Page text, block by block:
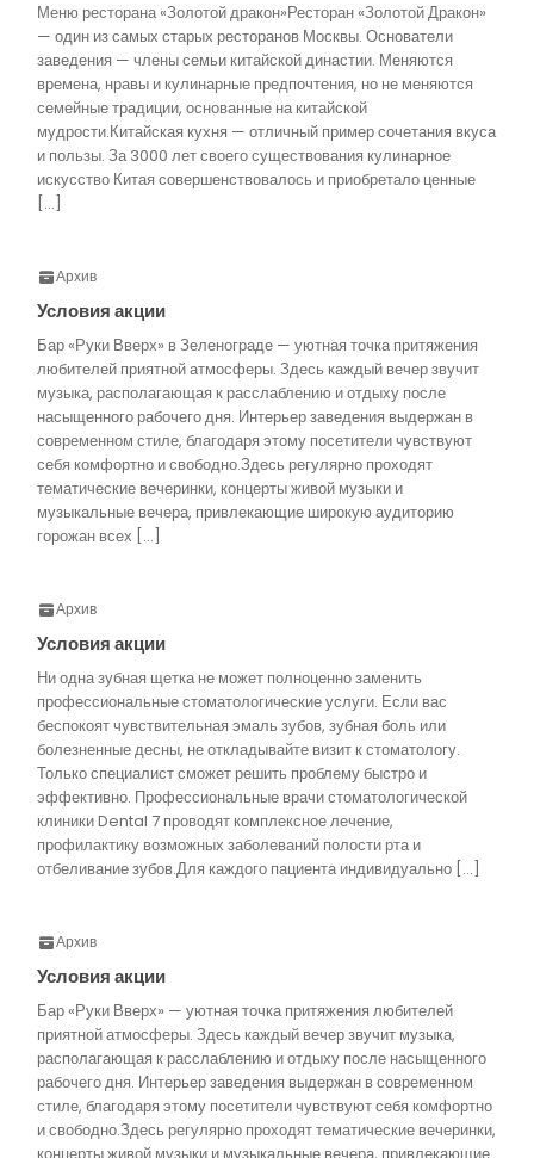
Меню ресторана «Золотой дракон»Ресторан «Золотой Дракон»
— один из самых старых ресторанов Москвы. Основатели
заведения — члены семьи китайской династии. Меняются
времена, нравы и кулинарные предпочтения, но не меняются
семейные традиции, основанные на китайской
мудрости.Китайская кухня — отличный пример сочетания вкуса
и пользы. За 3000 лет своего существования кулинарное
искусство Китая совершенствовалось и приобретало ценные
[…]
Архив
Условия акции
Бар «Руки Вверх» в Зеленограде — уютная точка притяжения
любителей приятной атмосферы. Здесь каждый вечер звучит
музыка, располагающая к расслаблению и отдыху после
насыщенного рабочего дня. Интерьер заведения выдержан в
современном стиле, благодаря этому посетители чувствуют
себя комфортно и свободно.Здесь регулярно проходят
тематические вечеринки, концерты живой музыки и
музыкальные вечера, привлекающие широкую аудиторию
горожан всех […]
Архив
Условия акции
Ни одна зубная щетка не может полноценно заменить
профессиональные стоматологические услуги. Если вас
беспокоят чувствительная эмаль зубов, зубная боль или
болезненные десны, не откладывайте визит к стоматологу.
Только специалист сможет решить проблему быстро и
эффективно. Профессиональные врачи стоматологической
клиники Dental 7 проводят комплексное лечение,
профилактику возможных заболеваний полости рта и
отбеливание зубов.Для каждого пациента индивидуально […]
Архив
Условия акции
Бар «Руки Вверх» — уютная точка притяжения любителей
приятной атмосферы. Здесь каждый вечер звучит музыка,
располагающая к расслаблению и отдыху после насыщенного
рабочего дня. Интерьер заведения выдержан в современном
стиле, благодаря этому посетители чувствуют себя комфортно
и свободно.Здесь регулярно проходят тематические вечеринки,